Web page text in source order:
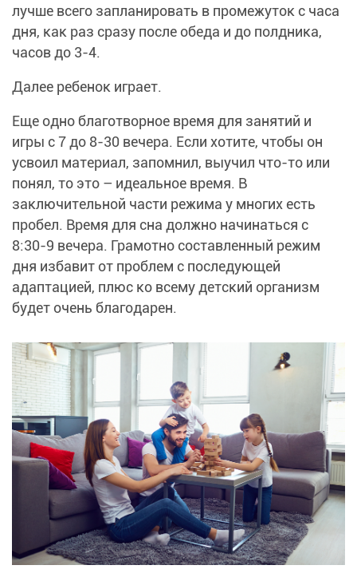
лучше всего запланировать в промежуток с часа
дня, как раз сразу после обеда и до полдника,
часов до 3-4.
Далее ребенок играет.
Еще одно благотворное время для занятий и
игры с 7 до 8-30 вечера. Если хотите, чтобы он
усвоил материал, запомнил, выучил что-то или
понял, то это – идеальное время. В
заключительной части режима у многих есть
пробел. Время для сна должно начинаться с
8:30-9 вечера. Грамотно составленный режим
дня избавит от проблем с последующей
адаптацией, плюс ко всему детский организм
будет очень благодарен.